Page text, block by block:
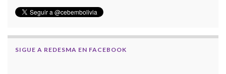
SIGUE A REDESMA EN FACEBOOK